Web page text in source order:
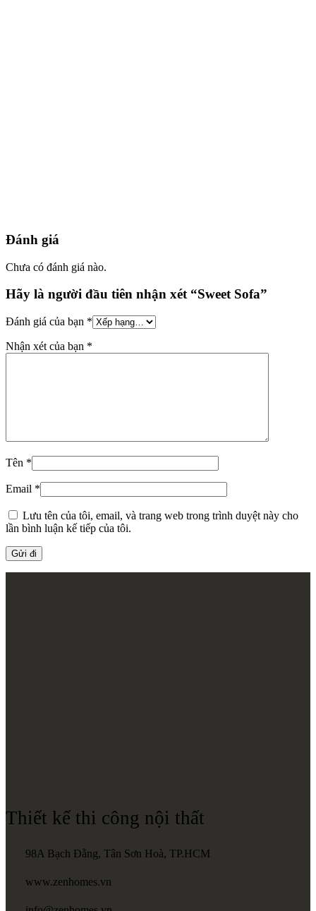
Đánh giá
Chưa có đánh giá nào.
Hãy là người đầu tiên nhận xét “Sweet Sofa”
Đánh giá của bạn *
Nhận xét của bạn *
Tên *
Email *
Lưu tên của tôi, email, và trang web trong trình duyệt này cho
lần bình luận kế tiếp của tôi.
Thiết kế thi công nội thất
98A Bạch Đằng, Tân Sơn Hoà, TP.HCM
www.zenhomes.vn